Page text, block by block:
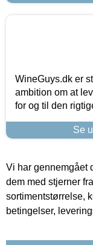
WineGuys.dk er
ambition om at
for og til den
Se
Vi har gennemgået
dem med stjerner
sortimentstørrelse,
betingelser,